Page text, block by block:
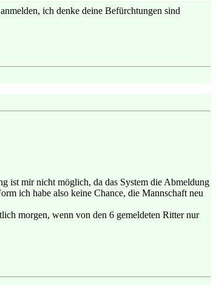
ich denke deine Befürchtungen sind
ist mir nicht möglich, da das System die Abmeldung
ich habe also keine Chance, die Mannschaft neu
morgen, wenn von den 6 gemeldeten Ritter nur